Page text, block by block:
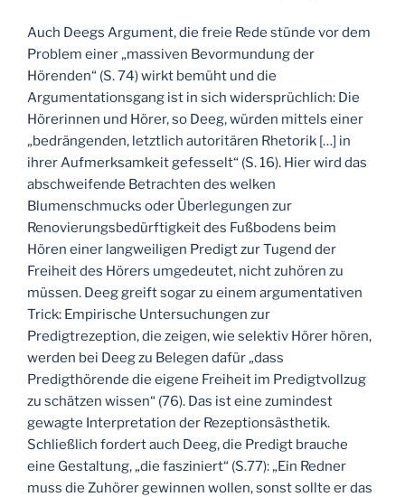
Auch Deegs Argument, die freie Rede stünde vor dem
Problem einer „massiven Bevormundung der
Hörenden“ (S. 74) wirkt bemüht und die
Argumentationsgang ist in sich widersprüchlich: Die
Hörerinnen und Hörer, so Deeg, würden mittels einer
„bedrängenden, letztlich autoritären Rhetorik […] in
ihrer Aufmerksamkeit gefesselt“ (S. 16). Hier wird das
abschweifende Betrachten des welken
Blumenschmucks oder Überlegungen zur
Renovierungsbedürftigkeit des Fußbodens beim
Hören einer langweiligen Predigt zur Tugend der
Freiheit des Hörers umgedeutet, nicht zuhören zu
müssen. Deeg greift sogar zu einem argumentativen
Trick: Empirische Untersuchungen zur
Predigtrezeption, die zeigen, wie selektiv Hörer hören,
werden bei Deeg zu Belegen dafür „dass
Predigthörende die eigene Freiheit im Predigtvollzug
zu schätzen wissen“ (76). Das ist eine zumindest
gewagte Interpretation der Rezeptionsästhetik.
Schließlich fordert auch Deeg, die Predigt brauche
eine Gestaltung, „die fasziniert“ (S.77): „Ein Redner
muss die Zuhörer gewinnen wollen, sonst sollte er das